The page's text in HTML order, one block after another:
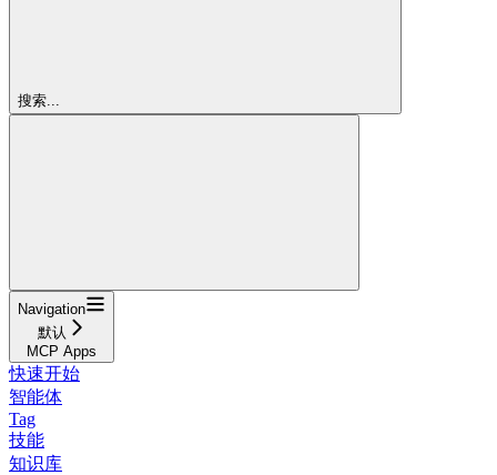
搜索...
Navigation
默认
MCP Apps
快速开始
智能体
Tag
技能
知识库